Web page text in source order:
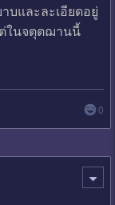
บและละเอียดอยู่
ในจตุตฌานนี้
0